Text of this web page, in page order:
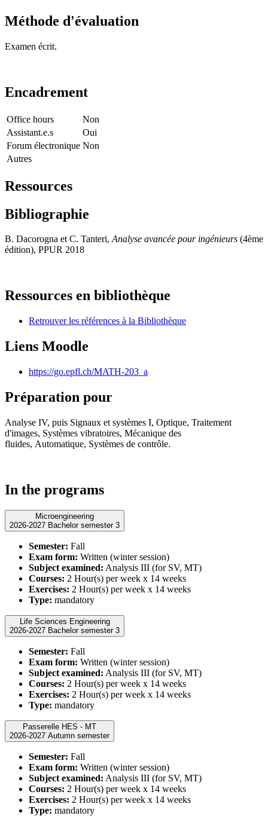
Méthode d'évaluation
Examen écrit.
Encadrement
Office hours
Non
Assistant.e.s
Oui
Forum électronique Non
Autres
Ressources
Bibliographie
B. Dacorogna et C. Tanteri,Analyse avancée pour ingénieurs (4ème
édition), PPUR 2018
Ressources en bibliothèque
Retrouver les références à la Bibliothèque
Liens Moodle
https://go.epfl.ch/MATH-203_a
Préparation pour
Analyse IV, puis Signaux et systèmes I, Optique, Traitement
d'images, Systèmes vibratoires, Mécanique des
fluides, Automatique, Systèmes de contrôle.
In the programs
Microengineering
2026-2027 Bachelor semester 3
Semester: Fall
Exam form: Written (winter session)
Subject examined: Analysis III (for SV, MT)
Courses: 2 Hour(s) per week x 14 weeks
Exercises: 2 Hour(s) per week x 14 weeks
Type: mandatory
Life Sciences Engineering
2026-2027 Bachelor semester 3
Semester: Fall
Exam form: Written (winter session)
Subject examined: Analysis III (for SV, MT)
Courses: 2 Hour(s) per week x 14 weeks
Exercises: 2 Hour(s) per week x 14 weeks
Type: mandatory
Passerelle HES - MT
2026-2027 Autumn semester
Semester: Fall
Exam form: Written (winter session)
Subject examined: Analysis III (for SV, MT)
Courses: 2 Hour(s) per week x 14 weeks
Exercises: 2 Hour(s) per week x 14 weeks
Type: mandatory